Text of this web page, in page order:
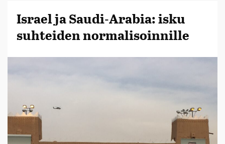
Israel ja Saudi-Arabia: isku
suhteiden normalisoinnille